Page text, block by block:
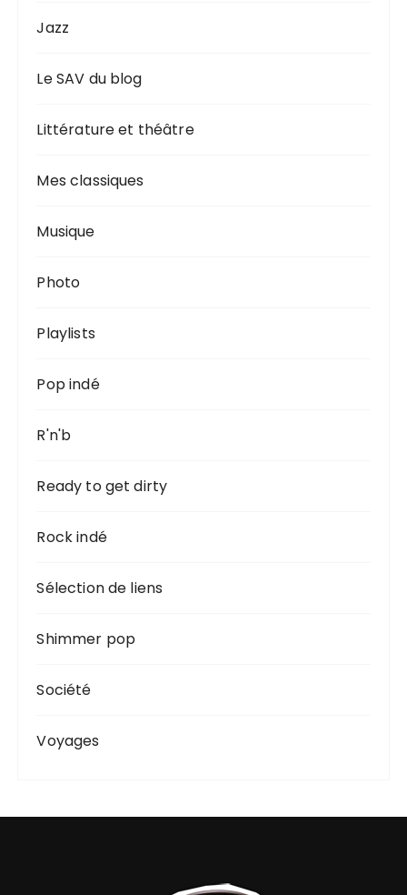
Jazz
Le SAV du blog
Littérature et théâtre
Mes classiques
Musique
Photo
Playlists
Pop indé
R'n'b
Ready to get dirty
Rock indé
Sélection de liens
Shimmer pop
Société
Voyages